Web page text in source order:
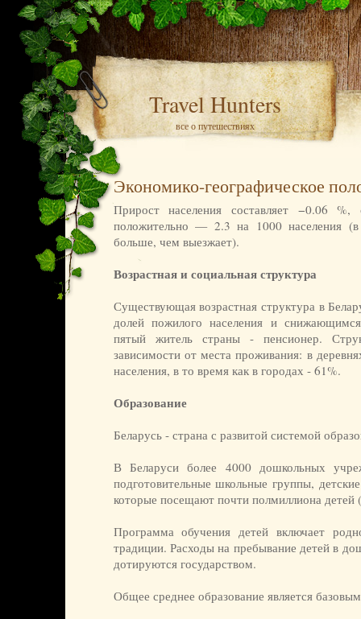
Travel Hunters
все о путешествиях
Экономико-географическое
Прирост населения составляет −0.06 %,
положительно — 2.3 на 1000 населения (в
больше, чем выезжает).
Возрастная и социальная структура
Существующая возрастная структура в
долей пожилого населения и
пятый житель страны - пенсионер.
зависимости от места проживания: в
населения, в то время как в городах - 61%.
Образование
Беларусь - страна с развитой системой
В Беларуси более 4000 дошкольных
подготовительные школьные группы,
которые посещают почти полмиллиона детей
Программа обучения детей включает
традиции. Расходы на пребывание детей в
дотируются государством.
Общее среднее образование является